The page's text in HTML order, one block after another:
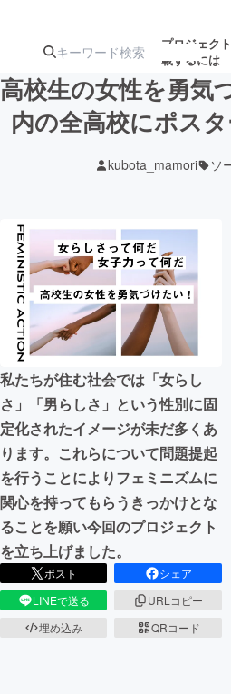
プロジェク
載するには
ターン
ジェクト
アート・写真
テクノロジー・ガジェッ
映像・映画
ビジネス・起業
まちづくり・地域活性化
CAMPFIRE for Social Good
CAMPFIREふるさと納税
高校生の女性を勇気
内の全高校にポスタ
kubota_mamori ソ
私たちが住む社会では「女らし
さ」「男らしさ」という性別に固
定化されたイメージが未だ多くあ
ります。これらについて問題提起
を行うことによりフェミニズムに
関心を持ってもらうきっかけとな
ることを願い今回のプロジェクト
を立ち上げました。
ポスト
シェア
LINEで送る
URLコピー
埋め込み
QRコード